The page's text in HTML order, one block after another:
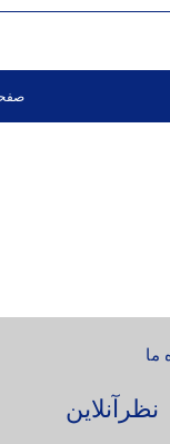
ما
نظرآنلاین